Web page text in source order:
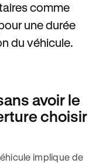
comme
une durée
du véhicule.
avoir le
choisir
implique de